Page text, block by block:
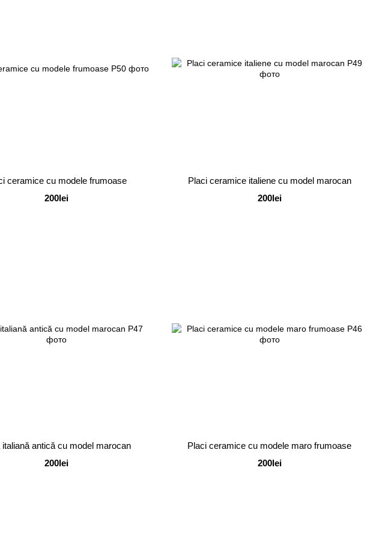
ceramice cu modele frumoase
200lei
Placi ceramice italiene cu model marocan
200lei
italiană antică cu model marocan
200lei
Placi ceramice cu modele maro frumoase
200lei